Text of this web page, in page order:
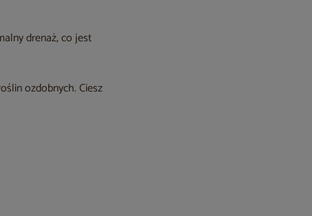
drenaż, co jest
ozdobnych. Ciesz